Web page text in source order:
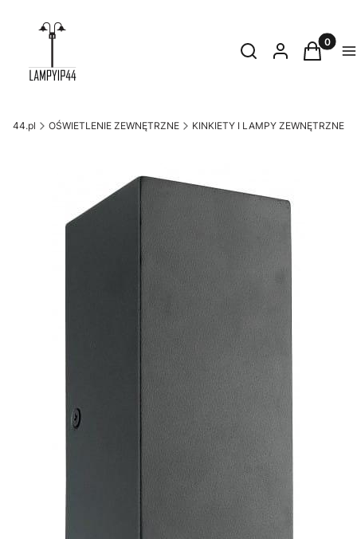
Otwórz
SzukajZaloguj sięKoszyk
OŚWIETLENIE ZEWNĘTRZNE KINKIETY I LAMPY ZEWNĘTRZNE